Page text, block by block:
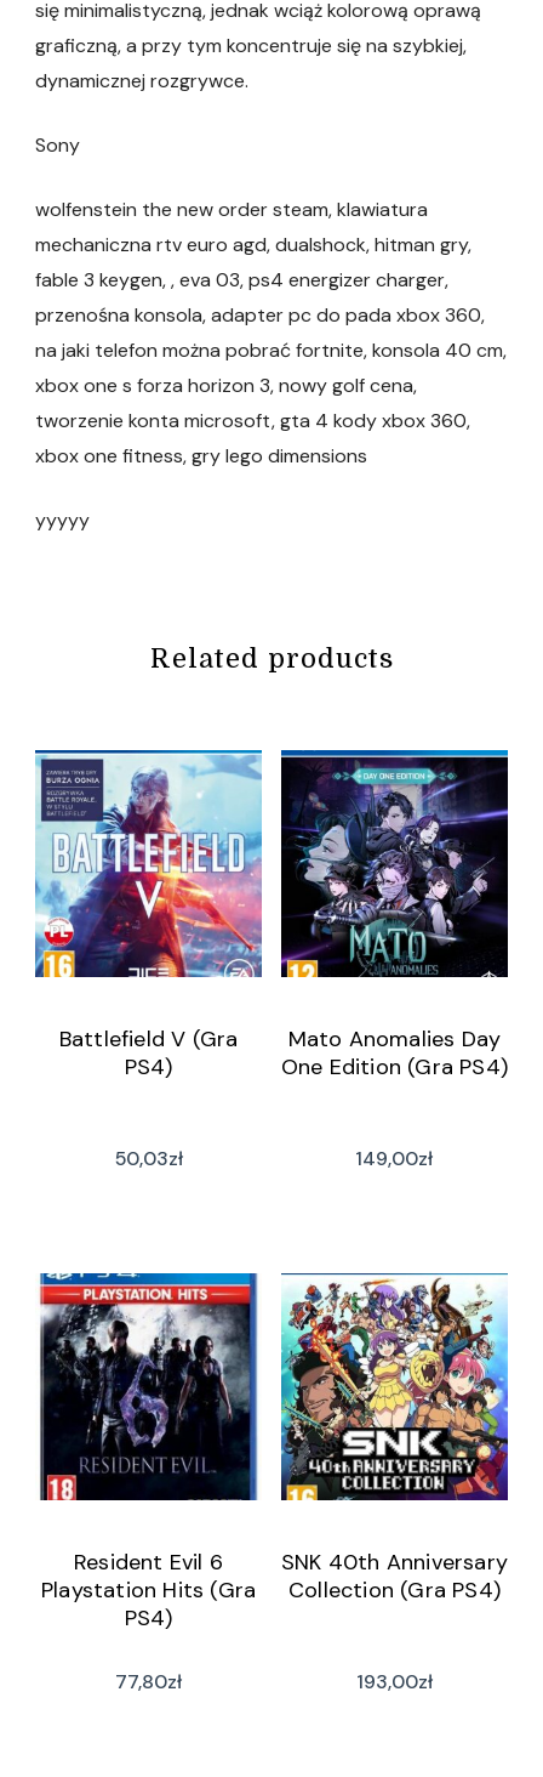
się minimalistyczną, jednak wciąż kolorową oprawą
graficzną, a przy tym koncentruje się na szybkiej,
dynamicznej rozgrywce.
Sony
wolfenstein the new order steam, klawiatura
mechaniczna rtv euro agd, dualshock, hitman gry,
fable 3 keygen, , eva 03, ps4 energizer charger,
przenośna konsola, adapter pc do pada xbox 360,
na jaki telefon można pobrać fortnite, konsola 40 cm,
xbox one s forza horizon 3, nowy golf cena,
tworzenie konta microsoft, gta 4 kody xbox 360,
xbox one fitness, gry lego dimensions
yyyyy
Related products
Battlefield V (Gra
PS4)
50,03zł
Mato Anomalies Day
One Edition (Gra PS4)
149,00zł
Resident Evil 6
Playstation Hits (Gra
PS4)
77,80zł
SNK 40th Anniversary
Collection (Gra PS4)
193,00zł